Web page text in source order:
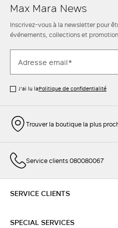
Max Mara News
Inscrivez-vous à la newsletter pour
événements, collections et
J’ai lu laPolitique de confidentialité
Trouver la boutique la plus
Service clients 080080067
SERVICE CLIENTS
SPECIAL SERVICES